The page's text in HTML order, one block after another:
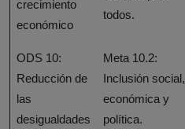
crecimiento
económico
todos.
ODS 10:
Reducción de
las
desigualdades
Meta 10.2:
Inclusión social,
económica y
política.